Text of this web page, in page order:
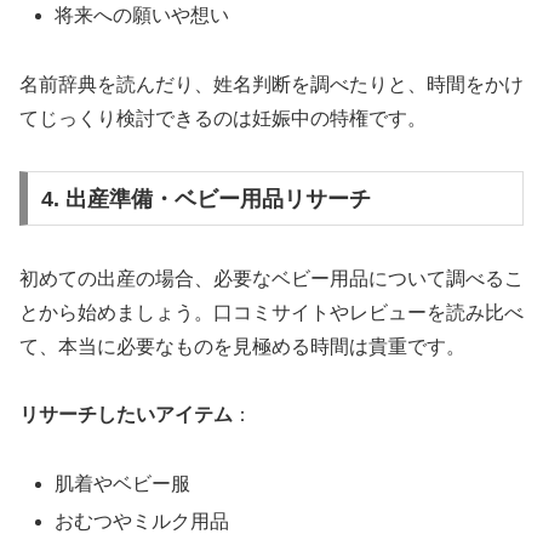
将来への願いや想い
名前辞典を読んだり、姓名判断を調べたりと、時間をかけ
てじっくり検討できるのは妊娠中の特権です。
4. 出産準備・ベビー用品リサーチ
初めての出産の場合、必要なベビー用品について調べるこ
とから始めましょう。口コミサイトやレビューを読み比べ
て、本当に必要なものを見極める時間は貴重です。
リサーチしたいアイテム ：
肌着やベビー服
おむつやミルク用品